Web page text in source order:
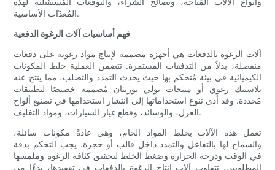
المُعدّات الأساسية.
فهم أساسيات آلات الرغوة الدفعية
آلات الرغوة بالدفعات هي أجهزة مصممة لإنتاج مواد رغوية على دفعات
منفصلة، ​​بدلاً من التدفقات المستمرة. تتضمن العملية خلط المكونات
الكيميائية في بيئة مُتحكم بها حيث يحدث التمدد والتصلب، مما ينتج عنه
بلاستيك رغوي أو منتجات بولي يوريثان مُصممة خصيصًا لتطبيقات
مُحددة. وقد أدى تنوع استخداماتها إلى انتشار استخدامها في تصنيع ألواح
العزل، والوسائد، وقطع غيار السيارات، ومواد التغليف.
تعمل هذه الآلات بخلط المواد الخام، وهي عادةً مكونات سائلة،
والسماح لها بالتفاعل والتمدد داخل قالب أو حجرة. يجب التحكم بدقة
في الوقت ودرجة الحرارة وضغط الخلط لتحقيق كثافة الرغوة وملمسها
المطلوبين. تتفاوت آلات إنتاج الرغوة بالدفعات في تعقيدها، بدءًا من